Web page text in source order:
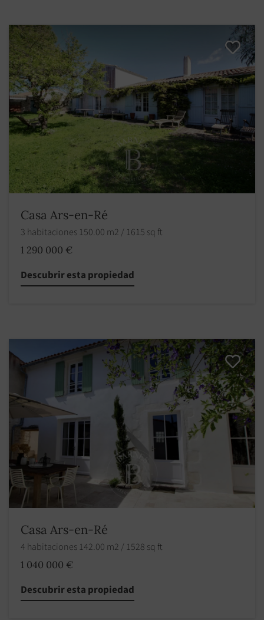
Casa Ars-en-Ré
3 habitaciones 150.00 m2 / 1615 sq ft
1 290 000 €
Descubrir esta propiedad
Casa Ars-en-Ré
4 habitaciones 142.00 m2 / 1528 sq ft
1 040 000 €
Descubrir esta propiedad